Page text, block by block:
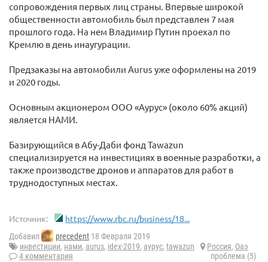
сопровождения первых лиц страны. Впервые широкой
общественности автомобиль был представлен 7 мая
прошлого года. На нем Владимир Путин проехал по
Кремлю в день инаугурации.
Предзаказы на автомобили Aurus уже оформлены на 2019
и 2020 годы.
Основным акционером ООО «Аурус» (около 60% акций)
является НАМИ.
Базирующийся в Абу-Даби фонд Tawazun
специализируется на инвестициях в военные разработки, а
также производстве дронов и аппаратов для работ в
труднодоступных местах.
Источник: https://www.rbc.ru/business/18...
Добавил precedent 18 Февраля 2019
инвестиции, нами, aurus, idex-2019, аурус, tawazun Россия, Оаэ
4 комментария
проблема (5)